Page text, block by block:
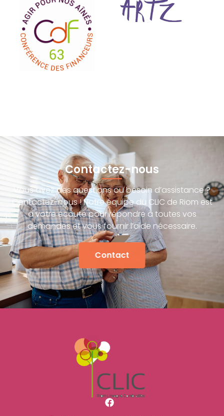
Contactez-nous
Vous avez des questions ou besoin d’assistance ?
Contactez-nous ! Notre équipe du CLIC de Riom est
à votre écoute pour répondre à toutes vos
demandes et vous fournir l’aide nécessaire.
Contact